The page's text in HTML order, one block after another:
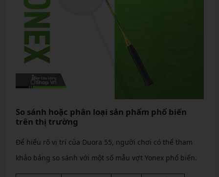
So sánh hoặc phân loại sản phẩm phổ biến
trên thị trường
Để hiểu rõ vị trí của Duora 55, người chơi có thể tham
khảo bảng so sánh với một số mẫu vợt Yonex phổ biến.